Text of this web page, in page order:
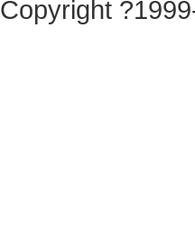
Copyright